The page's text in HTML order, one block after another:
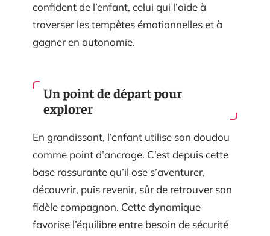
confident de l’enfant, celui qui l’aide à
traverser les tempêtes émotionnelles et à
gagner en autonomie.
Un point de départ pour
explorer
En grandissant, l’enfant utilise son doudou
comme point d’ancrage. C’est depuis cette
base rassurante qu’il ose s’aventurer,
découvrir, puis revenir, sûr de retrouver son
fidèle compagnon. Cette dynamique
favorise l’équilibre entre besoin de sécurité